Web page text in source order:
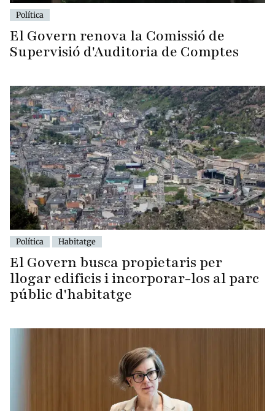
Política
El Govern renova la Comissió de
Supervisió d'Auditoria de Comptes
Política Habitatge
El Govern busca propietaris per
llogar edificis i incorporar-los al parc
públic d'habitatge